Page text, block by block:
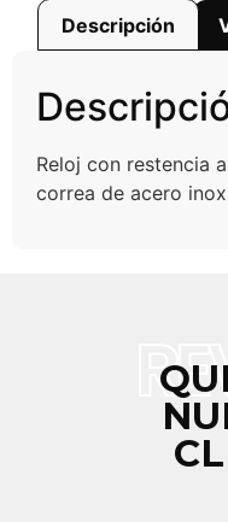
Descripción
Reloj con restencia
correa de acero